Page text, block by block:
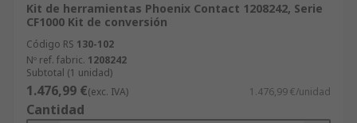
Kit de herramientas Phoenix Contact 1208242, Serie
CF1000 Kit de conversión
Código RS 130-102
Nº ref. fabric. 1208242
Subtotal (1 unidad)
1.476,99 €(exc. IVA) 1.476,99 €/unidad
Cantidad